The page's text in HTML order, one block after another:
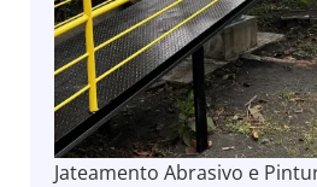
Jateamento Abrasivo e